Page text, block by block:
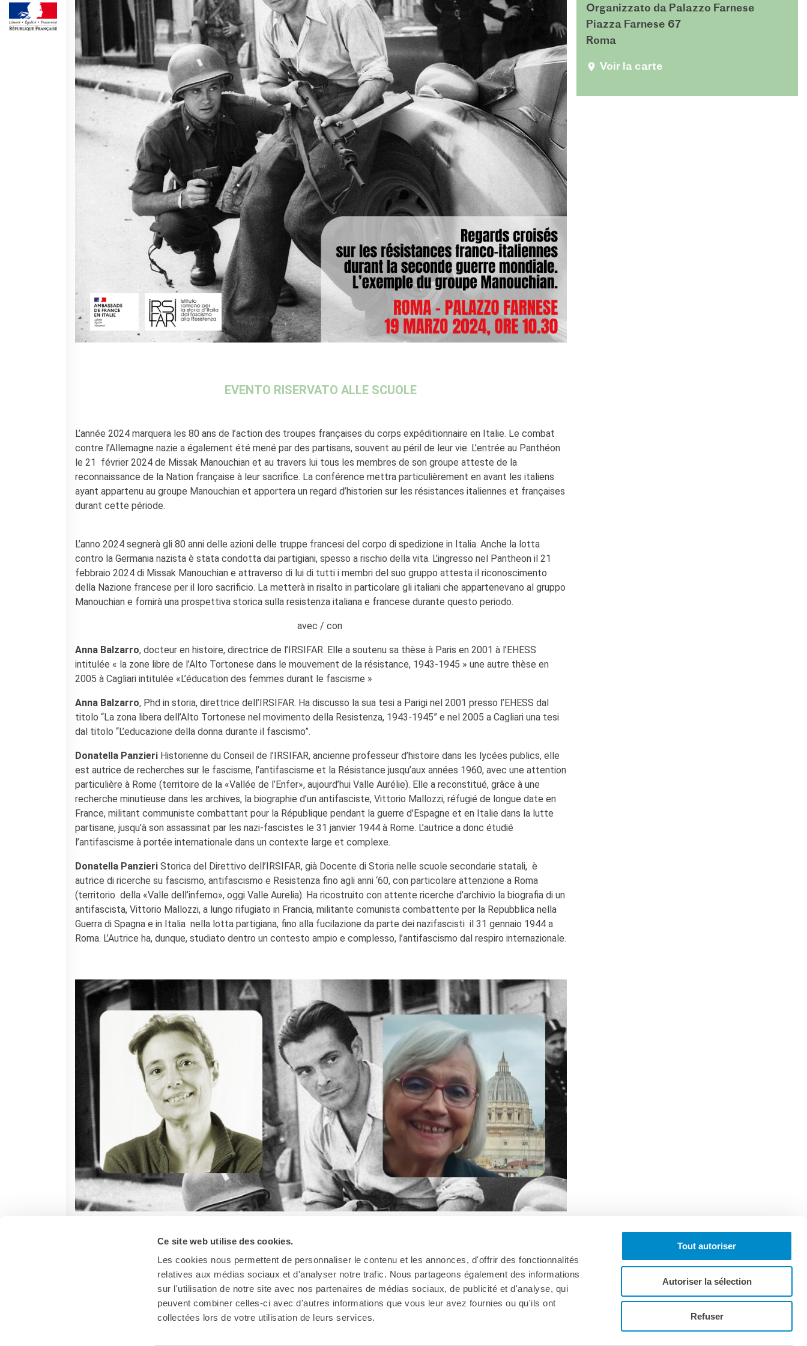
Ce site web utilise des cookies.
Les cookies nous permettent de personnaliser le contenu et les annonces, d'offrir des fonctionnalités
relatives aux médias sociaux et d'analyser notre trafic. Nous partageons également des informations
sur l'utilisation de notre site avec nos partenaires de médias sociaux, de publicité et d'analyse, qui
peuvent combiner celles-ci avec d'autres informations que vous leur avez fournies ou qu'ils ont
collectées lors de votre utilisation de leurs services.
Tout autoriser
Autoriser la sélection
Refuser
EVENTO RISERVATO ALLE SCUOLE
L’année 2024 marquera les 80 ans de l’action des troupes françaises du corps expéditionnaire en Italie. Le combat
contre l’Allemagne nazie a également été mené par des partisans, souvent au péril de leur vie. L’entrée au Panthéon
le 21 février 2024 de Missak Manouchian et au travers lui tous les membres de son groupe atteste de la
reconnaissance de la Nation française à leur sacrifice. La conférence mettra particulièrement en avant les italiens
ayant appartenu au groupe Manouchian et apportera un regard d’historien sur les résistances italiennes et françaises
durant cette période.
L’anno 2024 segnerà gli 80 anni delle azioni delle truppe francesi del corpo di spedizione in Italia. Anche la lotta
contro la Germania nazista è stata condotta dai partigiani, spesso a rischio della vita. L’ingresso nel Pantheon il 21
febbraio 2024 di Missak Manouchian e attraverso di lui di tutti i membri del suo gruppo attesta il riconoscimento
della Nazione francese per il loro sacrificio. La metterà in risalto in particolare gli italiani che appartenevano al gruppo
Manouchian e fornirà una prospettiva storica sulla resistenza italiana e francese durante questo periodo.
avec / con
Anna Balzarro, docteur en histoire, directrice de l’IRSIFAR. Elle a soutenu sa thèse à Paris en 2001 à l’EHESS
intitulée « la zone libre de l’Alto Tortonese dans le mouvement de la résistance, 1943-1945 » une autre thèse en
2005 à Cagliari intitulée «L’éducation des femmes durant le fascisme »
Anna Balzarro, Phd in storia, direttrice dell’IRSIFAR. Ha discusso la sua tesi a Parigi nel 2001 presso l’EHESS dal
titolo “La zona libera dell’Alto Tortonese nel movimento della Resistenza, 1943-1945” e nel 2005 a Cagliari una tesi
dal titolo “L’educazione della donna durante il fascismo”.
Donatella Panzieri Historienne du Conseil de l’IRSIFAR, ancienne professeur d’histoire dans les lycées publics, elle
est autrice de recherches sur le fascisme, l’antifascisme et la Résistance jusqu’aux années 1960, avec une attention
particulière à Rome (territoire de la «Vallée de l’Enfer», aujourd’hui Valle Aurélie). Elle a reconstitué, grâce à une
recherche minutieuse dans les archives, la biographie d’un antifasciste, Vittorio Mallozzi, réfugié de longue date en
France, militant communiste combattant pour la République pendant la guerre d’Espagne et en Italie dans la lutte
partisane, jusqu’à son assassinat par les nazi-fascistes le 31 janvier 1944 à Rome. L’autrice a donc étudié
l’antifascisme à portée internationale dans un contexte large et complexe.
Donatella Panzieri Storica del Direttivo dell’IRSIFAR, già Docente di Storia nelle scuole secondarie statali, è
autrice di ricerche su fascismo, antifascismo e Resistenza fino agli anni ‘60, con particolare attenzione a Roma
(territorio della «Valle dell’inferno», oggi Valle Aurelia). Ha ricostruito con attente ricerche d’archivio la biografia di un
antifascista, Vittorio Mallozzi, a lungo rifugiato in Francia, militante comunista combattente per la Repubblica nella
Guerra di Spagna e in Italia nella lotta partigiana, fino alla fucilazione da parte dei nazifascisti il 31 gennaio 1944 a
Roma. L’Autrice ha, dunque, studiato dentro un contesto ampio e complesso, l’antifascismo dal respiro internazionale.
Organizzato da Palazzo Farnese
Piazza Farnese 67
Roma
Voir la carte
Abonnez-vous à la lettre d'informations